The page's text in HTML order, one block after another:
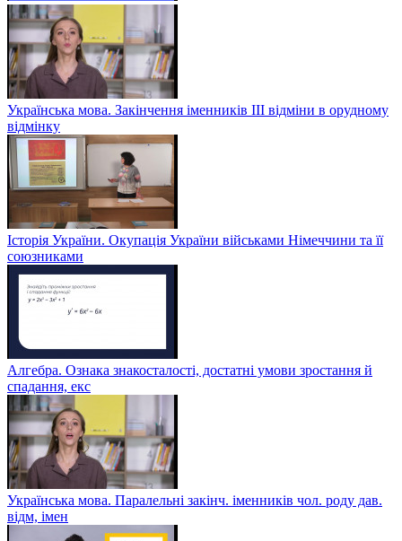
Українська мова. Закінчення іменників ІІІ відміни в орудному
відмінку
Історія України. Окупація України військами Німеччини та її
союзниками
Алгебра. Ознака знакосталості, достатні умови зростання й
спадання, екс
Українська мова. Паралельні закінч. іменників чол. роду дав.
відм, імен